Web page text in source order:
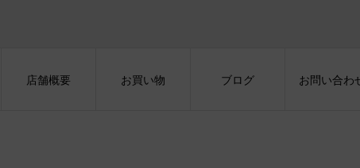
店舗概要 お買い物 ブログ お問い合わ